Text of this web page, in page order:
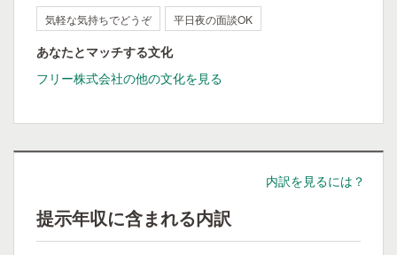
気軽な気持ちでどうぞ 平日夜の面談OK
あなたとマッチする文化
フリー株式会社の他の文化を見る
内訳を見るには？
提示年収に含まれる内訳